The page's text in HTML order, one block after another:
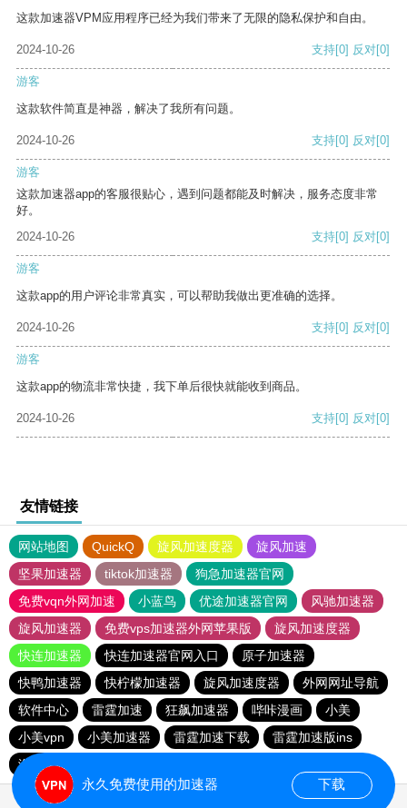
这款加速器VPM应用程序已经为我们带来了无限的隐私保护和自由。
2024-10-26 支持[0] 反对[0]
游客
这款软件简直是神器，解决了我所有问题。
2024-10-26 支持[0] 反对[0]
游客
这款加速器app的客服很贴心，遇到问题都能及时解决，服务态度非常
好。
2024-10-26
支持[0] 反对[0]
游客
这款app的用户评论非常真实，可以帮助我做出更准确的选择。
2024-10-26 支持[0] 反对[0]
游客
这款app的物流非常快捷，我下单后很快就能收到商品。
2024-10-26 支持[0] 反对[0]
友情链接
网站地图 QuickQ 旋风加速度器
旋风加速
坚果加速器
tiktok加速器
狗急加速器官网
免费vqn外网加速
小蓝鸟 优途加速器官网
风驰加速器
旋风加速器
免费vps加速器外网苹果版
旋风加速度器
快连加速器
快连加速器官网入口
原子加速器
快鸭加速器
快柠檬加速器 旋风加速度器
外网网址导航
软件中心
雷霆加速 狂飙加速器 哔咔漫画
小美
小美vpn
小美加速器 雷霆加速下载
雷霆加速版ins
海鸥加速度
永久免费使用的加速器 下载